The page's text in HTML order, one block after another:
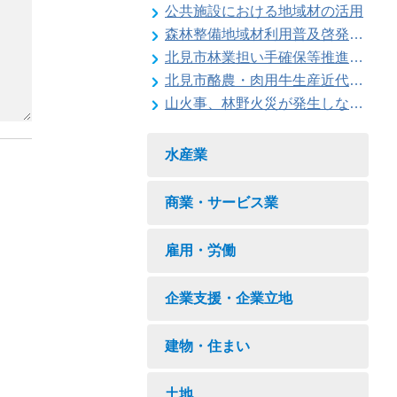
公共施設における地域材の活用
森林整備地域材利用普及啓発事業
北見市林業担い手確保等推進対策事業
北見市酪農・肉用牛生産近代化計画
山火事、林野火災が発生しないように注意しましょう
水産業
商業・サービス業
雇用・労働
企業支援・企業立地
建物・住まい